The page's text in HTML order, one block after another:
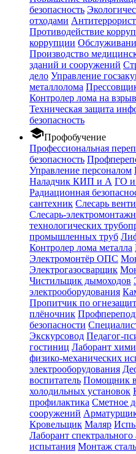
безопасность
отходами
Противодействие
коррупции
Производство
зданий и сооружений
дело Управление
металлолома
Контролер лома на
Техническая защита
безопасность
schoolПрофобучение
Профессиональная
безопасность
Управление персоналом
Наладчик КИП и А ГО и
Радиационная
сантехник Слесарь
Слесарь-
технологических
промышленных труб
Контролер лома металла
Электромонтёр ОПС
Электрогазосварщик
Чистильщик дымоходов
электрооборудования
Пропитчик по
плёночник
безопасности
Экскурсовод Педагог-
гостиниц Лаборант
физико-механических
электрооборудования
воспитатель Помощник
холодильных установок
профилактика Сметное
сооружений
Кровельщик Маляр
Лаборант спектрального
испытания Монтаж